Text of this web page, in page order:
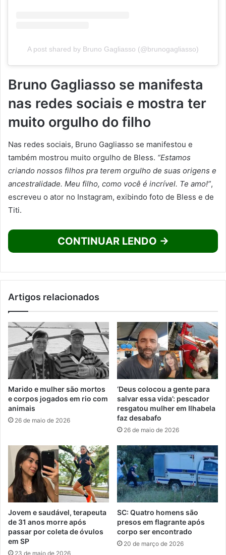
A post shared by Bruno Gagliasso (@brunogagliasso)
Bruno Gagliasso se manifesta
nas redes sociais e mostra ter
muito orgulho do filho
Nas redes sociais, Bruno Gagliasso se manifestou e
também mostrou muito orgulho de Bless. “Estamos
criando nossos filhos pra terem orgulho de suas origens e
ancestralidade. Meu filho, como você é incrível. Te amo!”,
escreveu o ator no Instagram, exibindo foto de Bless e de
Titi.
CONTINUAR LENDO →
Artigos relacionados
Marido e mulher são mortos
e corpos jogados em rio com
animais
26 de maio de 2026
‘Deus colocou a gente para
salvar essa vida’: pescador
resgatou mulher em Ilhabela
faz desabafo
26 de maio de 2026
Jovem e saudável, terapeuta
de 31 anos morre após
passar por coleta de óvulos
em SP
23 de maio de 2026
SC: Quatro homens são
presos em flagrante após
corpo ser encontrado
20 de março de 2026